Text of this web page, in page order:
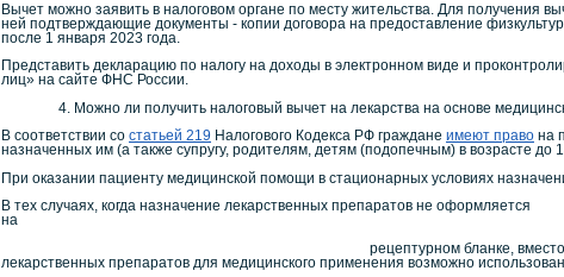
Вычет можно заявить в налоговом органе по месту жительства. Для получения
ней подтверждающие документы - копии договора на предоставление
после 1 января 2023 года.
Представить декларацию по налогу на доходы в электронном виде и
лиц» на сайте ФНС России.
4. Можно ли получить налоговый вычет на лекарства на основе
В соответствии со статьей 219 Налогового Кодекса РФ граждане имеют право на
назначенных им (а также супругу, родителям, детям (подопечным) в возрасте
При оказании пациенту медицинской помощи в стационарных условиях
В тех случаях, когда назначение лекарственных препаратов не оформляется
рецептурном бланке, вместо него в качестве
лекарственных препаратов для медицинского применения возможно